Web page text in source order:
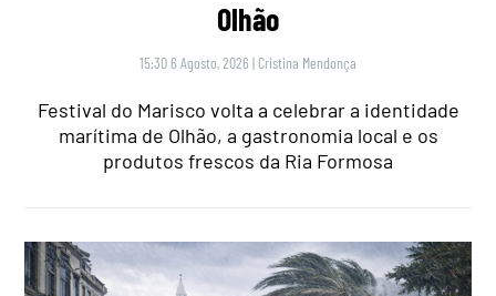
Olhão
15:30 6 Agosto, 2026 | Cristina Mendonça
Festival do Marisco volta a celebrar a identidade
marítima de Olhão, a gastronomia local e os
produtos frescos da Ria Formosa